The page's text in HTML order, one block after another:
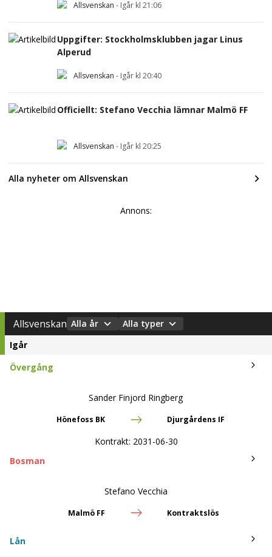
Allsvenskan - Igår kl 21:06
Uppgifter: Stockholmsklubben jagar Linus
Alperud
Allsvenskan - Igår kl 20:40
Officiellt: Stefano Vecchia lämnar Malmö FF
Allsvenskan - Igår kl 20:25
Alla nyheter om Allsvenskan
Annons:
Allsvenskan Alla år
Alla typer
Igår
Övergång
Sander Finjord Ringberg
Hönefoss BK Djurgårdens IF
Kontrakt: 2031-06-30
Bosman
Stefano Vecchia
Malmö FF Kontraktslös
Lån